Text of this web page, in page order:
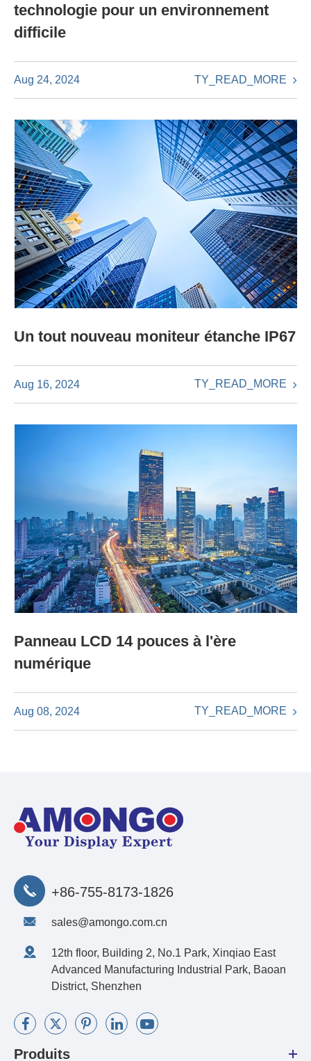
technologie pour un environnement
difficile
Aug 24, 2024 TY_READ_MORE
Un tout nouveau moniteur étanche IP67
Aug 16, 2024 TY_READ_MORE
Panneau LCD 14 pouces à l'ère
numérique
Aug 08, 2024 TY_READ_MORE
+86-755-8173-1826
sales@amongo.com.cn
12th floor, Building 2, No.1 Park, Xinqiao East
Advanced Manufacturing Industrial Park, Baoan
District, Shenzhen
Produits